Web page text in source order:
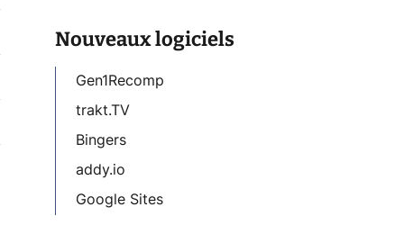
Nouveaux logiciels
Gen1Recomp
trakt.TV
Bingers
addy.io
Google Sites